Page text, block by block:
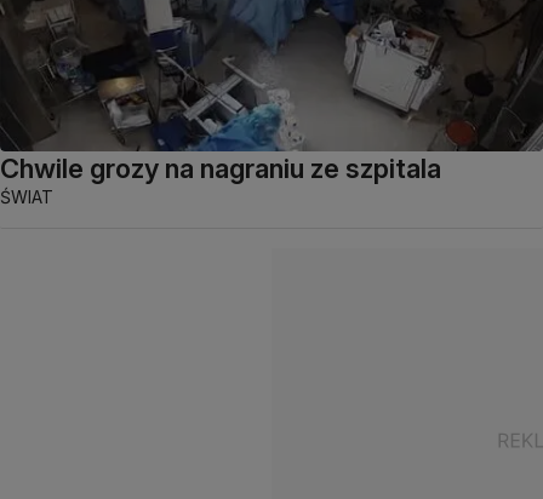
Chwile grozy na nagraniu ze szpitala
ŚWIAT